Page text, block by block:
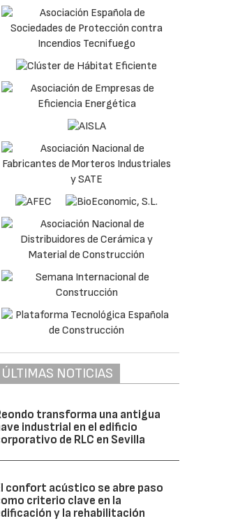
ÚLTIMAS NOTICIAS
transforma una antigua
industrial en el edificio
de RLC en Sevilla
confort acústico se abre paso
criterio clave en la
y la rehabilitación